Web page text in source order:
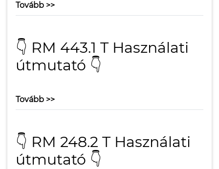
Tovább >>
👇 RM 443.1 T Használati
útmutató 👇
Tovább >>
👇 RM 248.2 T Használati
útmutató 👇